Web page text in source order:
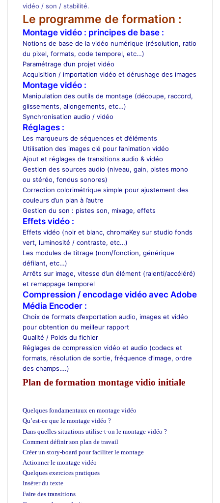
vidéo / son / stabilité.
Le programme de formation :
Montage vidéo : principes de base :
Notions de base de la vidéo numérique (résolution, ratio
du pixel, formats, code temporel, etc…)
Paramétrage d’un projet vidéo
Acquisition / importation vidéo et dérushage des images
Montage vidéo :
Manipulation des outils de montage (découpe, raccord,
glissements, allongements, etc…)
Synchronisation audio / vidéo
Réglages :
Les marqueurs de séquences et d’éléments
Utilisation des images clé pour l’animation vidéo
Ajout et réglages de transitions audio & vidéo
Gestion des sources audio (niveau, gain, pistes mono
ou stéréo, fondus sonores)
Correction colorimétrique simple pour ajustement des
couleurs d’un plan à l’autre
Gestion du son : pistes son, mixage, effets
Effets vidéo :
Effets vidéo (noir et blanc, chromaKey sur studio fonds
vert, luminosité / contraste, etc…)
Les modules de titrage (nom/fonction, générique
défilant, etc…)
Arrêts sur image, vitesse d’un élément (ralenti/accéléré)
et remappage temporel
Compression / encodage vidéo avec Adobe
Média Encoder :
Choix de formats d’exportation audio, images et vidéo
pour obtention du meilleur rapport
Qualité / Poids du fichier
Réglages de compression vidéo et audio (codecs et
formats, résolution de sortie, fréquence d’image, ordre
des champs….)
Plan de formation montage vidio initiale
Quelques fondamentaux en montage vidéo
Qu’est-ce que le montage vidéo ?
Dans quelles situations utilise-t-on le montage vidéo ?
Comment définir son plan de travail
Créer un story-board pour faciliter le montage
Actionner le montage vidéo
Quelques exercices pratiques
Insérer du texte
Faire des transitions